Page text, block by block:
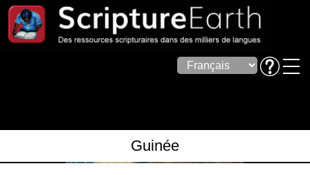
Guinée